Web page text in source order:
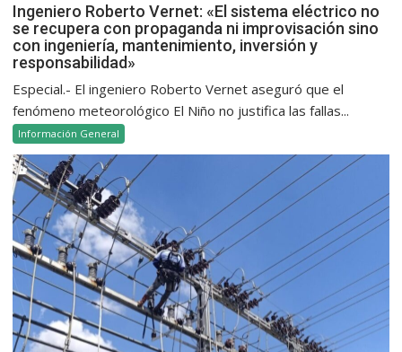
Ingeniero Roberto Vernet: «El sistema eléctrico no
se recupera con propaganda ni improvisación sino
con ingeniería, mantenimiento, inversión y
responsabilidad»
Especial.- El ingeniero Roberto Vernet aseguró que el
fenómeno meteorológico El Niño no justifica las fallas...
Información General